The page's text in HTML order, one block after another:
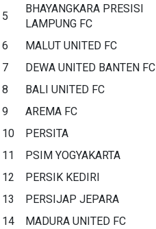
5
BHAYANGKARA PRESISI
LAMPUNG FC
6 MALUT UNITED FC
7
DEWA UNITED BANTEN FC
8
BALI UNITED FC
9
AREMA FC
10
PERSITA
11
PSIM YOGYAKARTA
12
PERSIK KEDIRI
13
PERSIJAP JEPARA
14
MADURA UNITED FC